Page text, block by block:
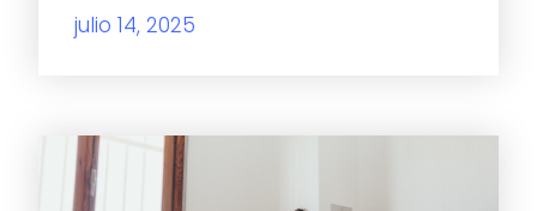
julio 14, 2025